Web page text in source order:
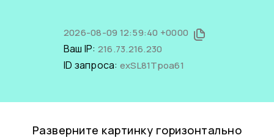
2026-08-09 12:59:40 +0000
Ваш IP: 216.73.216.230
ID запроса: exSL81Tpoa61
Разверните картинку горизонтально